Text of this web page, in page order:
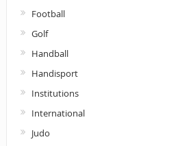
Football
Golf
Handball
Handisport
Institutions
International
Judo